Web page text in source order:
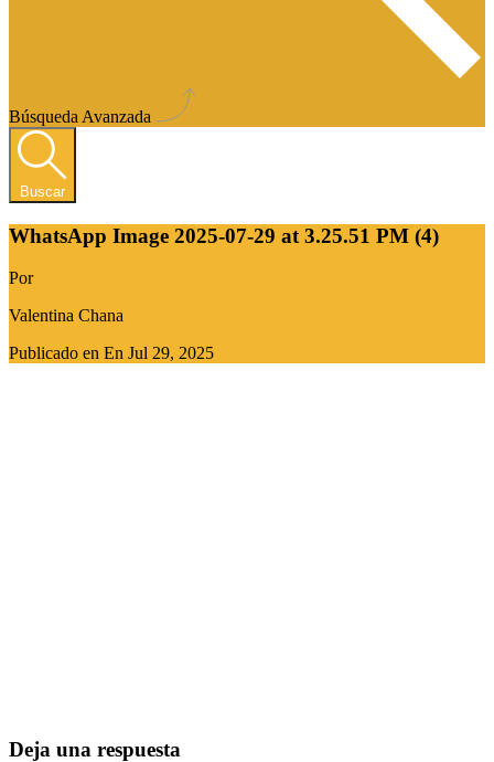
Búsqueda Avanzada
Buscar
WhatsApp Image 2025-07-29 at 3.25.51 PM (4)
Por
Valentina Chana
Publicado en En Jul 29, 2025
Deja una respuesta